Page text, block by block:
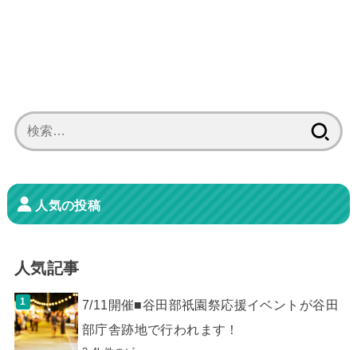
索:
人気の投稿
人気記事
7/11開催■谷田部祇園祭応援イベントが谷田
部庁舎跡地で行われます！